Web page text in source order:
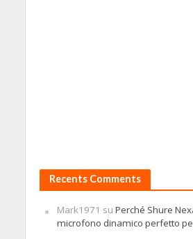
Recents Comments
Mark1971 su Perché Shure
microfono dinamico perfetto